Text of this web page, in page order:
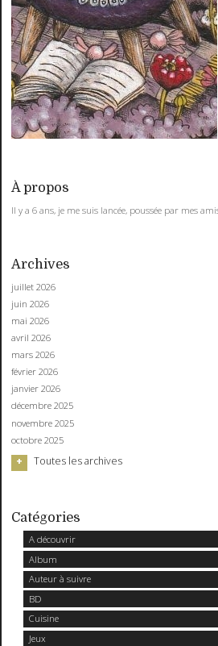
À propos
Il y a 6 ans, je me suis lancée, poussée par mes
Archives
juillet 2026
juin 2026
mai 2026
avril 2026
mars 2026
février 2026
janvier 2026
décembre 2025
novembre 2025
octobre 2025
Toutes les archives
Catégories
A découvrir
Album
Auteur à suivre
BD
Cuisine
Jeux